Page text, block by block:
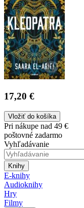
17,20 €
Vložiť do košíka
Pri nákupe nad 49 €
poštovné zadarmo
Vyhľadávanie
Knihy
E-knihy
Audioknihy
Hry
Filmy